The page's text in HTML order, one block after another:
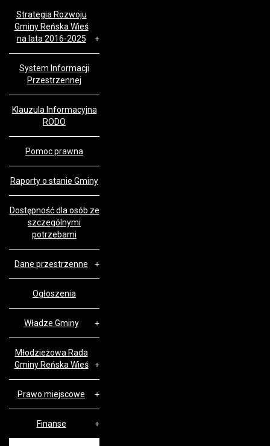
Strategia Rozwoju
Gminy Reńska Wieś
na lata 2016-2025
System Informacji
Przestrzennej
Klauzula Informacyjna
RODO
Pomoc prawna
Raporty o stanie Gminy
Dostępność dla osób ze
szczególnymi
potrzebami
Dane przestrzenne
Ogłoszenia
Władze Gminy
Młodzieżowa Rada
Gminy Reńska Wieś
Prawo miejscowe
Finanse